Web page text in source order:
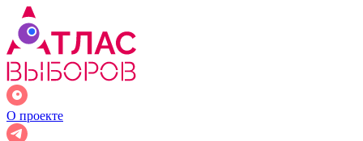
О проекте